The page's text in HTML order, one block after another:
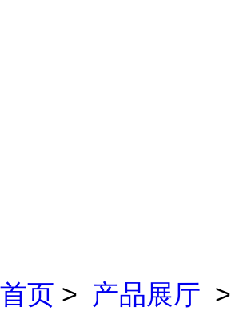
首页 > 产品展厅 >